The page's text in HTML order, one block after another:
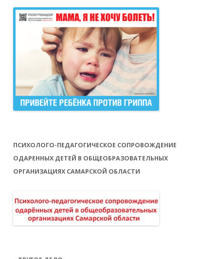
ПСИХОЛОГО-ПЕДАГОГИЧЕСКОЕ СОПРОВОЖДЕНИЕ
ОДАРЕННЫХ ДЕТЕЙ В ОБЩЕОБРАЗОВАТЕЛЬНЫХ
ОРГАНИЗАЦИЯХ САМАРСКОЙ ОБЛАСТИ